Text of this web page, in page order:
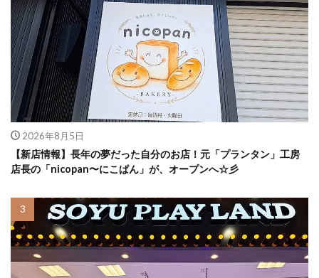
2026年8月5日
【新店情報】長年の夢だった自分のお店！元「プランタン」工房
店長の「nicopan〜にこぱん」が、オープンへ☆彡